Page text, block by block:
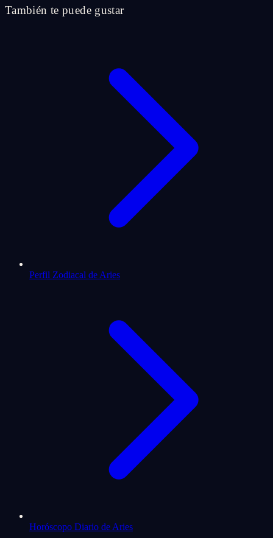
También te puede gustar
Perfil Zodiacal de Aries
Horóscopo Diario de Aries